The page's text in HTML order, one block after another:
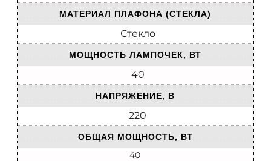
МАТЕРИАЛ ПЛАФОНА (СТЕКЛА)
Стекло
МОЩНОСТЬ ЛАМПОЧЕК, ВТ
40
НАПРЯЖЕНИЕ, В
220
ОБЩАЯ МОЩНОСТЬ, ВТ
40